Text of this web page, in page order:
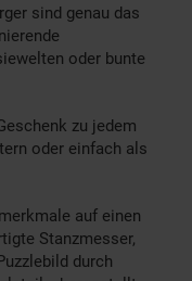
sind genau das
oder bunte
zu jedem
oder einfach als
auf einen
Stanzmesser,
durch